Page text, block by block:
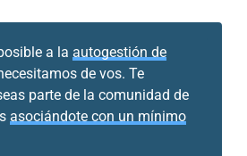
a la autogestión de
de vos. Te
parte de la comunidad de
asociándote con un mínimo